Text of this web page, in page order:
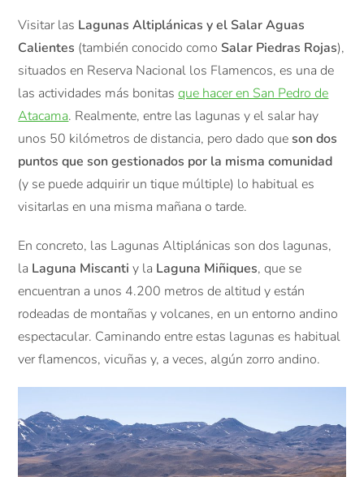
Visitar las Lagunas Altiplánicas y el Salar Aguas
Calientes (también conocido como Salar Piedras Rojas),
situados en Reserva Nacional los Flamencos, es una de
las actividades más bonitasque hacer en San Pedro de
Atacama. Realmente, entre las lagunas y el salar hay
unos 50 kilómetros de distancia, pero dado queson dos
puntos que son gestionados por la misma comunidad
(y se puede adquirir un tique múltiple) lo habitual es
visitarlas en una misma mañana o tarde.
En concreto, las Lagunas Altiplánicas son dos lagunas,
la Laguna Miscanti y la Laguna Miñiques, que se
encuentran a unos 4.200 metros de altitud y están
rodeadas de montañas y volcanes, en un entorno andino
espectacular. Caminando entre estas lagunas es habitual
ver flamencos, vicuñas y, a veces, algún zorro andino.